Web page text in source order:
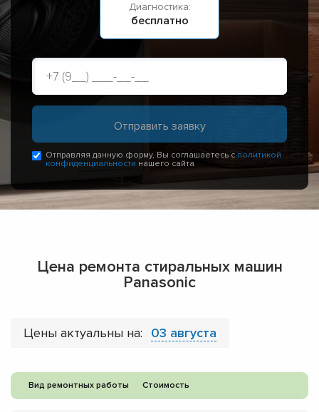
Диагностика:
бесплатно
Отправляя данную форму, Вы соглашаетесь с политикой
конфиденциальности нашего сайта
Цена ремонта стиральных машин
Panasonic
Цены актуальны на: 03 августа
Вид ремонтных работы Стоимость